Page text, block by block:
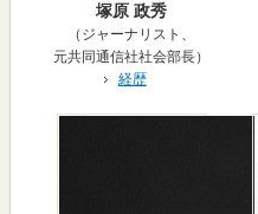
塚原 政秀
（ジャーナリスト、
元共同通信社社会部長）
経歴